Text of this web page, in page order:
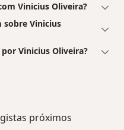
Vinicius Oliveira?
sobre Vinicius
Vinicius Oliveira?
próximos